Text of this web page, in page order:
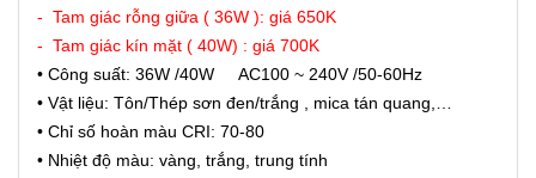
- Tam giác rỗng giữa ( 36W ): giá 650K
- Tam giác kín mặt ( 40W) : giá 700K
• Công suất: 36W /40W
AC100 ~ 240V /50-60Hz
• Vật liệu: Tôn/Thép sơn đen/trắng , mica tán quang,…
• Chỉ số hoàn màu CRI: 70-80
• Nhiệt độ màu: vàng, trắng, trung tính